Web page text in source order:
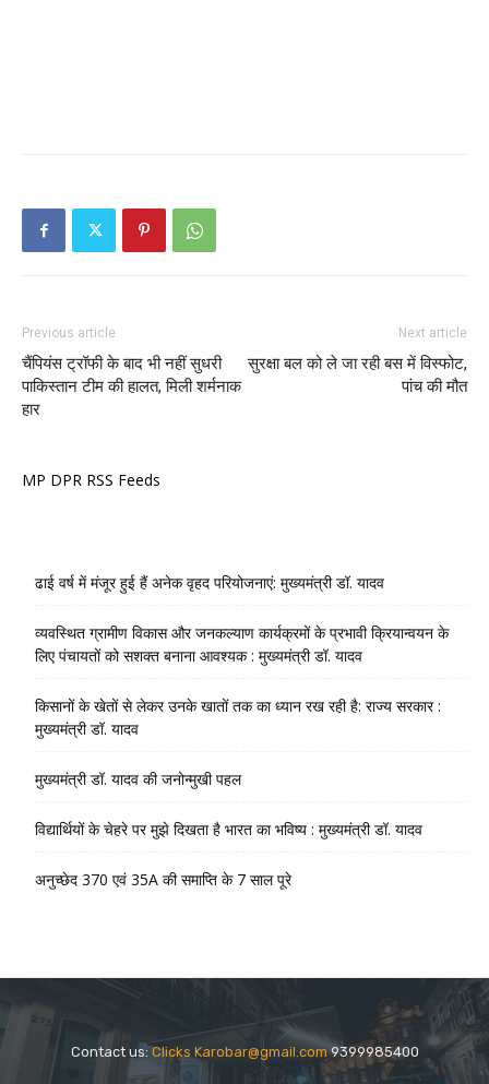
Previous article
चैंपियंस ट्रॉफी के बाद भी नहीं सुधरी
पाकिस्तान टीम की हालत, मिली शर्मनाक
हार
Next article
सुरक्षा बल को ले जा रही बस में विस्फोट,
पांच की मौत
MP DPR RSS Feeds
ढाई वर्ष में मंजूर हुई हैं अनेक वृहद परियोजनाएं: मुख्यमंत्री डॉ. यादव
व्यवस्थित ग्रामीण विकास और जनकल्याण कार्यक्रमों के प्रभावी क्रियान्वयन के
लिए पंचायतों को सशक्त बनाना आवश्यक : मुख्यमंत्री डॉ. यादव
किसानों के खेतों से लेकर उनके खातों तक का ध्यान रख रही है: राज्य सरकार :
मुख्यमंत्री डॉ. यादव
मुख्यमंत्री डॉ. यादव की जनोन्मुखी पहल
विद्यार्थियों के चेहरे पर मुझे दिखता है भारत का भविष्य : मुख्यमंत्री डॉ. यादव
अनुच्छेद 370 एवं 35A की समाप्ति के 7 साल पूरे
Contact us: Clicks Karobar@gmail.com9399985400